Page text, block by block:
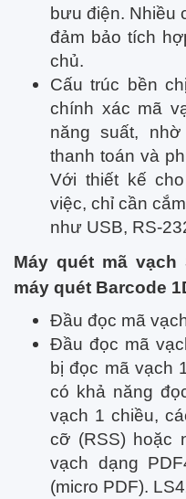
bưu điện. Nhiều
đảm bảo tích
chủ.
Cấu trúc bền
chính xác mã
năng suất,
thanh toán và
Với thiết kế
việc, chỉ cần
như USB, RS-
Máy quét mã vạch
máy quét Barcode
Đầu đọc mã
Đầu đọc mã
bị đọc mã vạch
có khả năng
vạch 1 chiều,
cỡ (RSS) hoặc
vạch dạng
(micro PDF).